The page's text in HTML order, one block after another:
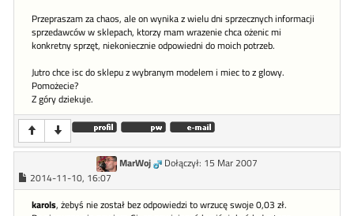
Przepraszam za chaos, ale on wynika z wielu dni sprzecznych informacji
sprzedawców w sklepach, ktorzy mam wrazenie chca ożenic mi
konkretny sprzęt, niekoniecznie odpowiedni do moich potrzeb.
Jutro chce isc do sklepu z wybranym modelem i miec to z glowy.
Pomożecie?
Z góry dziekuje.
MarWoj
Dołączył: 15 Mar 2007
2014-11-10, 16:07
karols, żebyś nie został bez odpowiedzi to wrzucę swoje 0,03 zł.